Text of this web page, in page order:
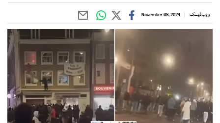
ویب ڈیسک November 08, 2024